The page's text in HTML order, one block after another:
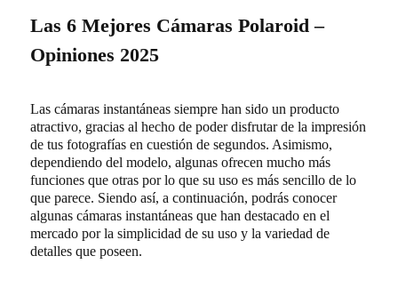
Las 6 Mejores Cámaras Polaroid –
Opiniones 2025
Las cámaras instantáneas siempre han sido un producto
atractivo, gracias al hecho de poder disfrutar de la impresión
de tus fotografías en cuestión de segundos. Asimismo,
dependiendo del modelo, algunas ofrecen mucho más
funciones que otras por lo que su uso es más sencillo de lo
que parece. Siendo así, a continuación, podrás conocer
algunas cámaras instantáneas que han destacado en el
mercado por la simplicidad de su uso y la variedad de
detalles que poseen.